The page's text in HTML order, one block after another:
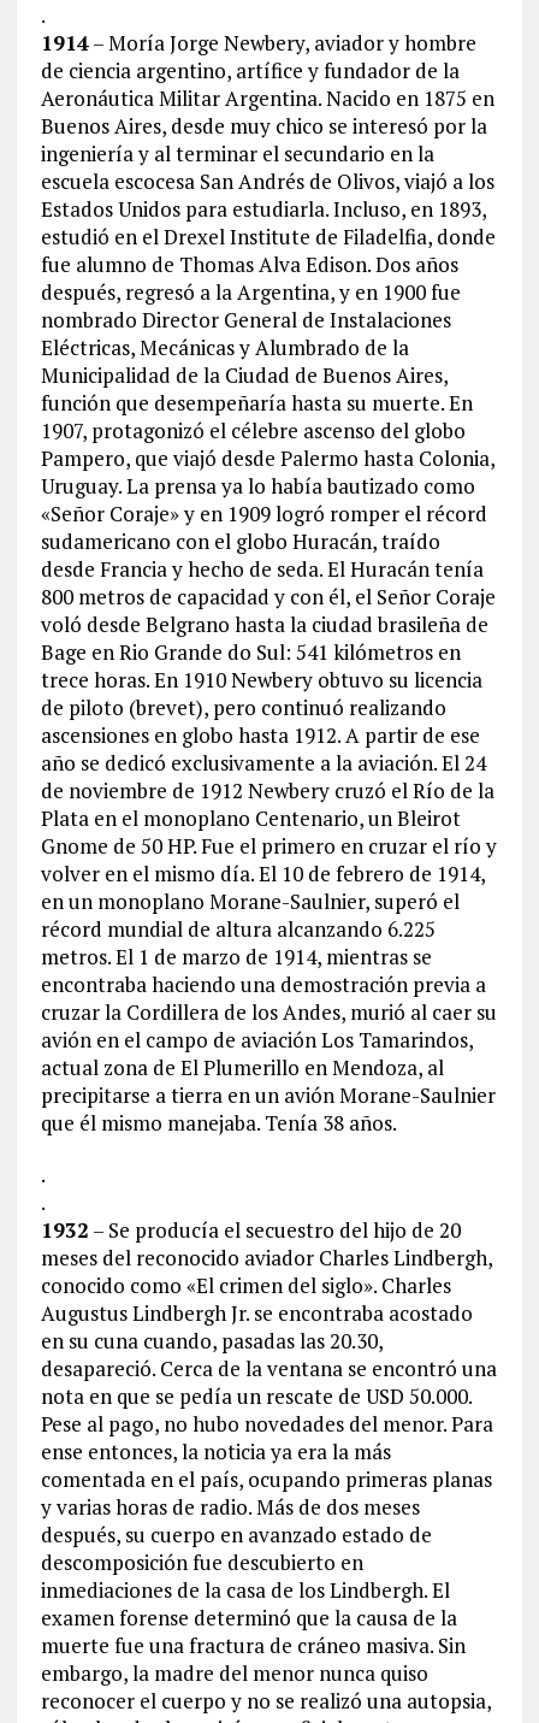
.
1914– Moría Jorge Newbery, aviador y hombre
de ciencia argentino, artífice y fundador de la
Aeronáutica Militar Argentina. Nacido en 1875 en
Buenos Aires, desde muy chico se interesó por la
ingeniería y al terminar el secundario en la
escuela escocesa San Andrés de Olivos, viajó a los
Estados Unidos para estudiarla. Incluso, en 1893,
estudió en el Drexel Institute de Filadelfia, donde
fue alumno de Thomas Alva Edison. Dos años
después, regresó a la Argentina, y en 1900 fue
nombrado Director General de Instalaciones
Eléctricas, Mecánicas y Alumbrado de la
Municipalidad de la Ciudad de Buenos Aires,
función que desempeñaría hasta su muerte. En
1907, protagonizó el célebre ascenso del globo
Pampero, que viajó desde Palermo hasta Colonia,
Uruguay. La prensa ya lo había bautizado como
«Señor Coraje» y en 1909 logró romper el récord
sudamericano con el globo Huracán, traído
desde Francia y hecho de seda. El Huracán tenía
800 metros de capacidad y con él, el Señor Coraje
voló desde Belgrano hasta la ciudad brasileña de
Bage en Rio Grande do Sul: 541 kilómetros en
trece horas. En 1910 Newbery obtuvo su licencia
de piloto (brevet), pero continuó realizando
ascensiones en globo hasta 1912. A partir de ese
año se dedicó exclusivamente a la aviación. El 24
de noviembre de 1912 Newbery cruzó el Río de la
Plata en el monoplano Centenario, un Bleirot
Gnome de 50 HP. Fue el primero en cruzar el río y
volver en el mismo día. El 10 de febrero de 1914,
en un monoplano Morane-Saulnier, superó el
récord mundial de altura alcanzando 6.225
metros. El 1 de marzo de 1914, mientras se
encontraba haciendo una demostración previa a
cruzar la Cordillera de los Andes, murió al caer su
avión en el campo de aviación Los Tamarindos,
actual zona de El Plumerillo en Mendoza, al
precipitarse a tierra en un avión Morane-Saulnier
que él mismo manejaba. Tenía 38 años.
.
.
1932 – Se producía el secuestro del hijo de 20
meses del reconocido aviador Charles Lindbergh,
conocido como «El crimen del siglo». Charles
Augustus Lindbergh Jr. se encontraba acostado
en su cuna cuando, pasadas las 20.30,
desapareció. Cerca de la ventana se encontró una
nota en que se pedía un rescate de USD 50.000.
Pese al pago, no hubo novedades del menor. Para
ense entonces, la noticia ya era la más
comentada en el país, ocupando primeras planas
y varias horas de radio. Más de dos meses
después, su cuerpo en avanzado estado de
descomposición fue descubierto en
inmediaciones de la casa de los Lindbergh. El
examen forense determinó que la causa de la
muerte fue una fractura de cráneo masiva. Sin
embargo, la madre del menor nunca quiso
reconocer el cuerpo y no se realizó una autopsia,